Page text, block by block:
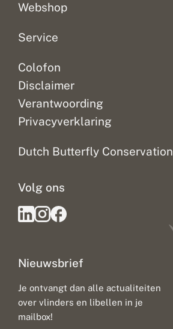
Webshop
Service
Colofon
Disclaimer
Verantwoording
Privacyverklaring
Dutch Butterfly Conservation
Nieuwsbrief
Je ontvangt dan alle actualiteiten
over vlinders en libellen in je
mailbox!
Volg ons